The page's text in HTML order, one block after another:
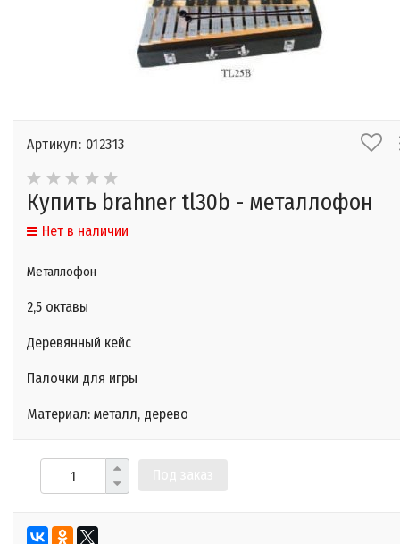
Артикул: 012313
Купить brahner tl30b - металлофон
Нет в наличии
Металлофон
2,5 октавы
Деревянный кейс
Палочки для игры
Материал: металл, дерево